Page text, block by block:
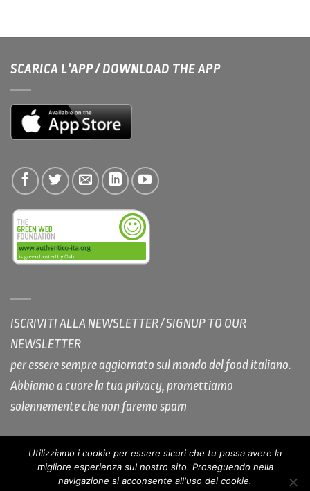
SCARICA L'APP / DOWNLOAD THE APP
ISCRIVITI ALLA NEWSLETTER / SIGNUP TO OUR
NEWSLETTER
per essere sempre aggiornato sul mondo del food italiano.
Abbiamo a cuore la tua privacy, promettiamo
solennemente che non faremo spam
COOKIE POLICY AUTHENTICO PRIVACY
COPYRIGHT
NOTE LEGALI
Utilizziamo i cookie per essere sicuri che tu possa avere la
migliore esperienza sul nostro sito. Proseguendo nella
navigazione si acconsente all'uso dei cookie.